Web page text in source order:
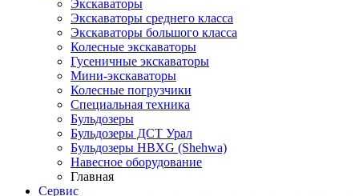
Экскаваторы
Экскаваторы среднего класса
Экскаваторы большого класса
Колесные экскаваторы
Гусеничные экскаваторы
Мини-экскаваторы
Колесные погрузчики
Специальная техника
Бульдозеры
Бульдозеры ДСТ Урал
Бульдозеры HBXG (Shehwa)
Навесное оборудование
Главная
Сервис